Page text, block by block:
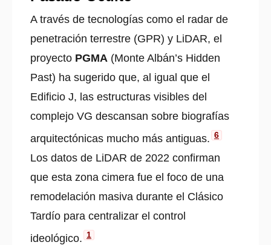
A través de tecnologías como el radar de
penetración terrestre (GPR) y LiDAR, el
proyecto PGMA (Monte Albán’s Hidden
Past) ha sugerido que, al igual que el
Edificio J, las estructuras visibles del
complejo VG descansan sobre biografías
arquitectónicas mucho más antiguas. 6
Los datos de LiDAR de 2022 confirman
que esta zona cimera fue el foco de una
remodelación masiva durante el Clásico
Tardío para centralizar el control
ideológico. 1